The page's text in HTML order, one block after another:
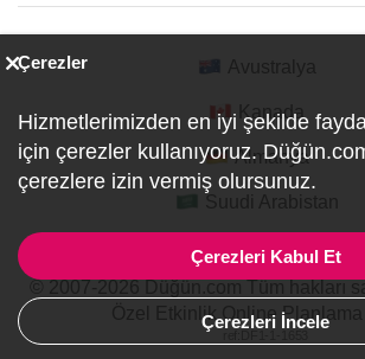
Kanada
Almanya
Özel Etkinlik Online Planlama
Çerezler
Hizmetlerimizden en iyi şekilde
için çerezler kullanıyoruz.
çerezlere izin vermiş olursunuz.
Çerezleri Kabul Et
Çerezleri İncele